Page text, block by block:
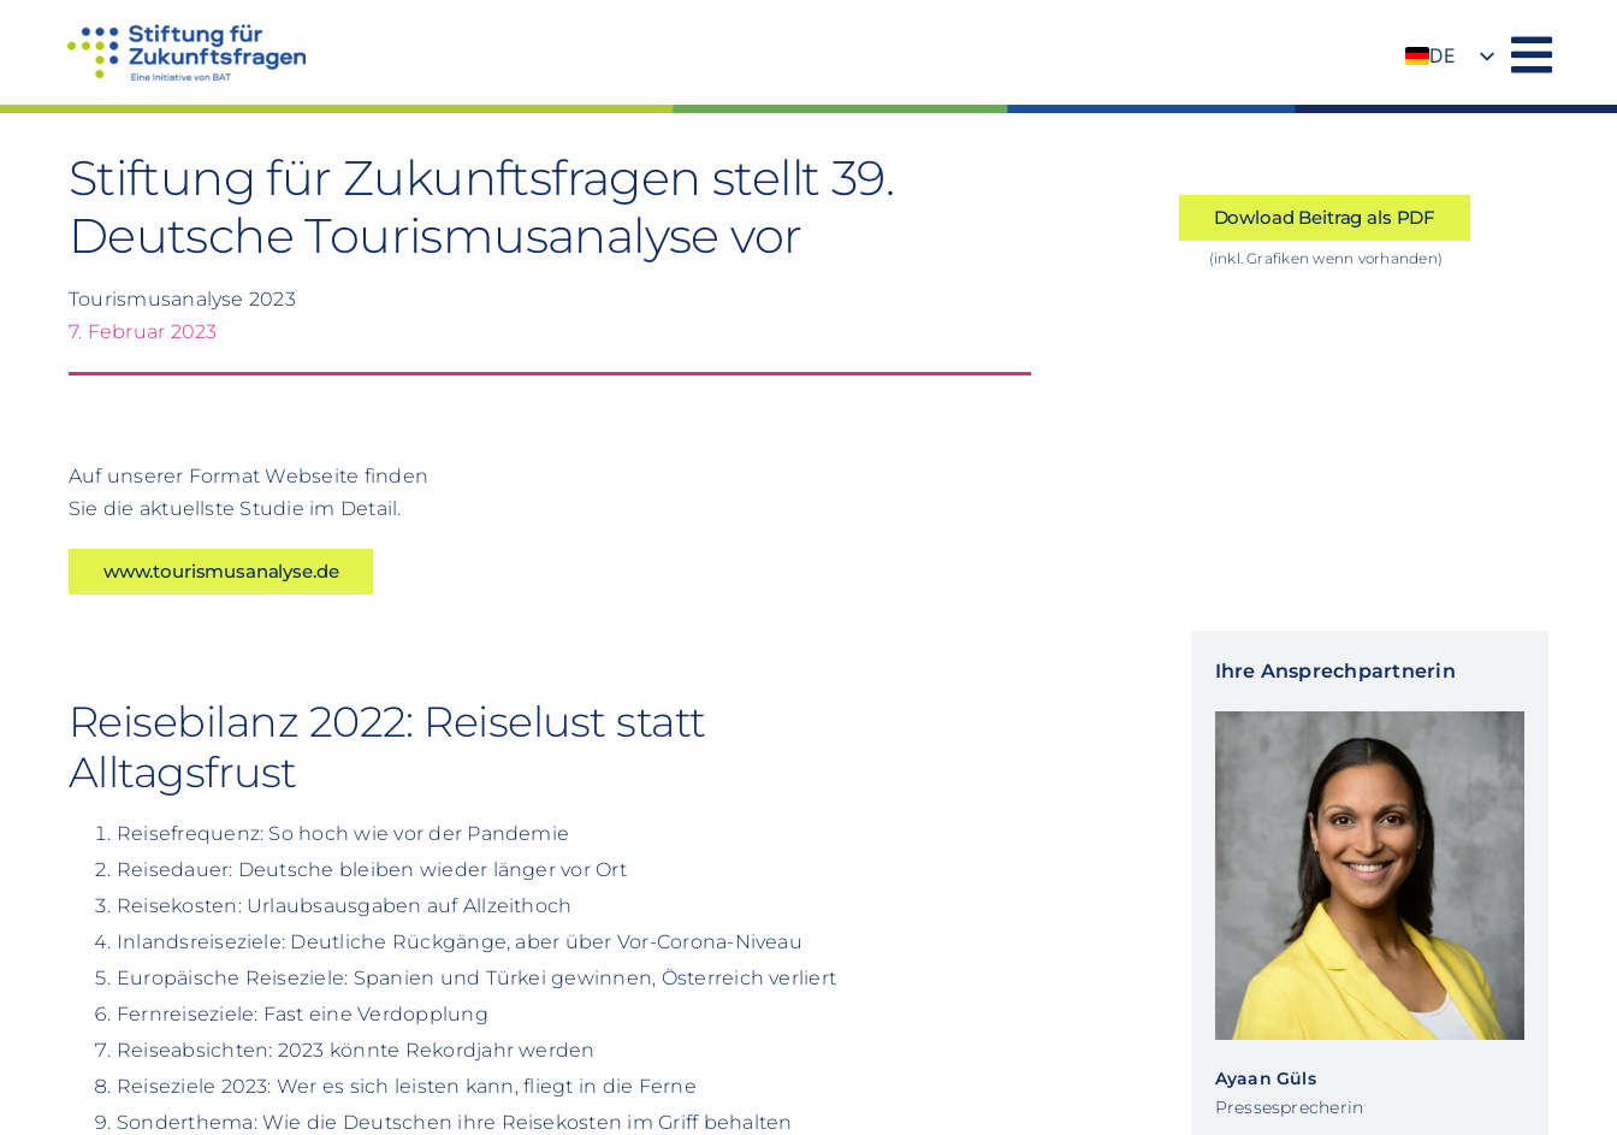
DE
Stiftung für Zukunftsfragen stellt 39.
Deutsche Tourismusanalyse vor
Tourismusanalyse 2023
7. Februar 2023
Dowload Beitrag als PDF
(inkl. Grafiken wenn vorhanden)
Auf unserer Format Webseite finden
Sie die aktuellste Studie im Detail.
www.tourismusanalyse.de
Reisebilanz 2022: Reiselust statt
Alltagsfrust
Reisefrequenz: So hoch wie vor der Pandemie
Reisedauer: Deutsche bleiben wieder länger vor Ort
Reisekosten: Urlaubsausgaben auf Allzeithoch
Inlandsreiseziele: Deutliche Rückgänge, aber über Vor-Corona-Niveau
Europäische Reiseziele: Spanien und Türkei gewinnen, Österreich verliert
Fernreiseziele: Fast eine Verdopplung
Reiseabsichten: 2023 könnte Rekordjahr werden
Reiseziele 2023: Wer es sich leisten kann, fliegt in die Ferne
Sonderthema: Wie die Deutschen ihre Reisekosten im Griff behalten
Ihre Ansprechpartnerin
Ayaan Güls
Pressesprecherin